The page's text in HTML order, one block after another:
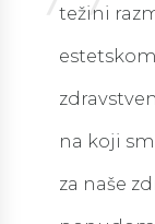
težini
na koji
za naše